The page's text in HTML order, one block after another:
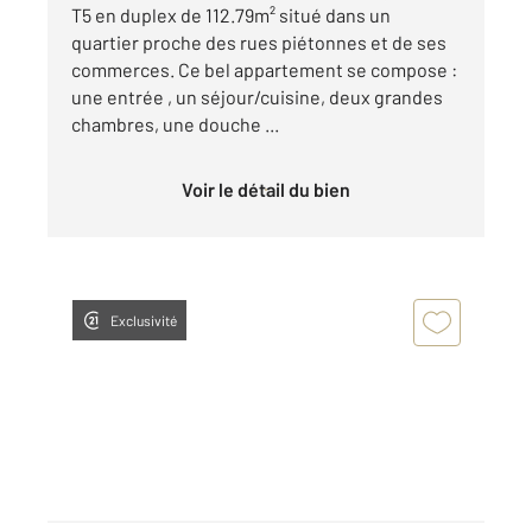
T5 en duplex de 112.79m² situé dans un
quartier proche des rues piétonnes et de ses
commerces. Ce bel appartement se compose :
une entrée , un séjour/cuisine, deux grandes
chambres, une douche ...
Voir le détail du bien
Exclusivité